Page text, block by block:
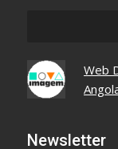
Web
Newsletter